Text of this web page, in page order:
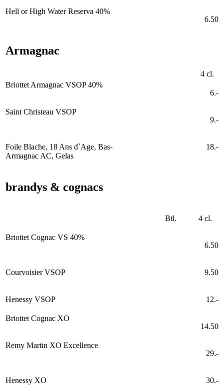
Hell or High Water Reserva 40%
6.50
Armagnac
4 cl.
Briottet Armagnac VSOP 40%
6.-
Saint Christeau VSOP
9.-
Foile Blache, 18 Ans d`Age, Bas-
Armagnac AC, Gelas
18.-
brandys & cognacs
Btl. 4 cl.
Briottet Cognac VS 40%
6.50
Courvoisier VSOP 9.50
Henessy VSOP 12.-
Briottet Cognac XO
14.50
Remy Martin XO Excellence
29.-
Henessy XO 30.-